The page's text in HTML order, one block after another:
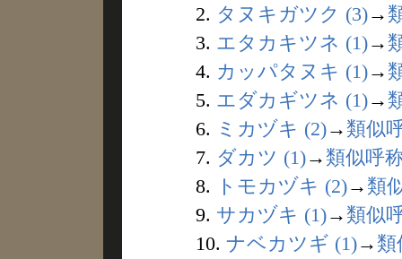
2. タヌキガツク (3)→
3. エタカキツネ (1)→
4. カッパタヌキ (1)→
5. エダカギツネ (1)→
6. ミカヅキ (2)→ 類似
7. ダカツ (1)→ 類似呼
8.
トモカヅキ (2)→ 類
9. サカヅキ (1)→ 類似
10. ナベカツギ (1)→ 類